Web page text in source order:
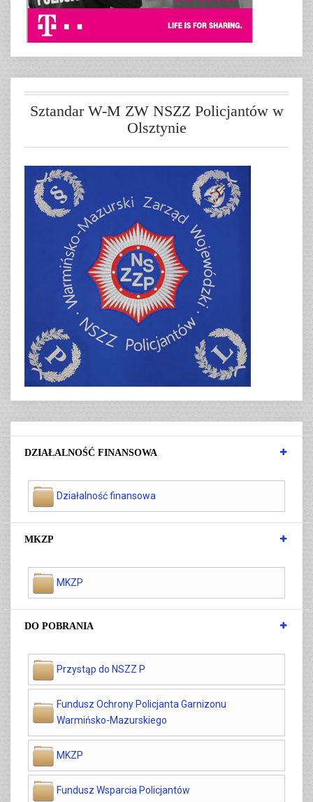
Sztandar W-M ZW NSZZ Policjantów w
Olsztynie
DZIAŁALNOŚĆ FINANSOWA
Działalność finansowa
MKZP
MKZP
DO POBRANIA
Przystąp do NSZZ P
Fundusz Ochrony Policjanta Garnizonu
Warmińsko-Mazurskiego
MKZP
Fundusz Wsparcia Policjantów